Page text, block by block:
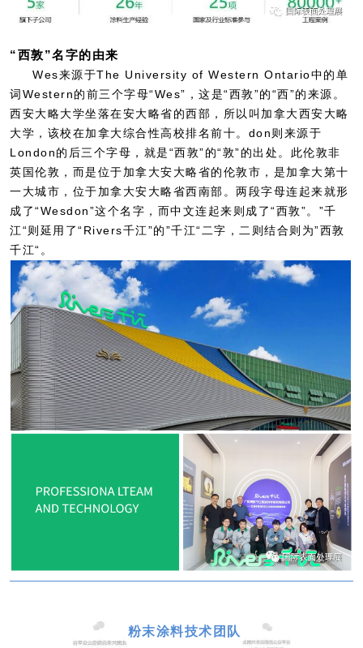
“西敦”名字的由来
Wes来源于The University of Western Ontario中的单
词Western的前三个字母“Wes”，这是“西敦”的“西”的来源。
西安大略大学坐落在安大略省的西部，所以叫加拿大西安大略
大学，该校在加拿大综合性高校排名前十。don则来源于
London的后三个字母，就是“西敦”的“敦”的出处。此伦敦非
英国伦敦，而是位于加拿大安大略省的伦敦市，是加拿大第十
一大城市，位于加拿大安大略省西南部。两段字母连起来就形
成了“Wesdon”这个名字，而中文连起来则成了“西敦”。”千
江“则延用了“Rivers千江”的”千江“二字，二则结合则为”西敦
千江“。
粉末涂料技术团队